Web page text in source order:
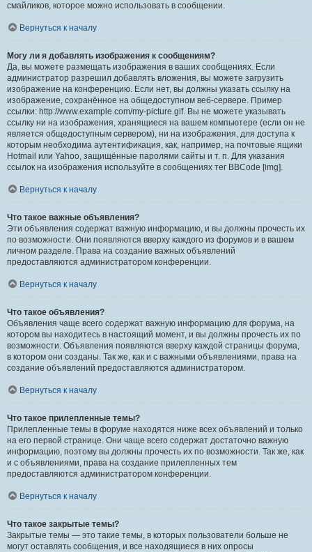
смайликов, которое можно использовать в сообщении.
Вернуться к началу
Могу ли я добавлять изображения к сообщениям?
Да, вы можете размещать изображения в ваших сообщениях. Если
администратор разрешил добавлять вложения, вы можете загрузить
изображение на конференцию. Если нет, вы должны указать ссылку на
изображение, сохранённое на общедоступном веб-сервере. Пример
ссылки: http://www.example.com/my-picture.gif. Вы не можете указывать
ссылку ни на изображения, хранящиеся на вашем компьютере (если он не
является общедоступным сервером), ни на изображения, для доступа к
которым необходима аутентификация, как, например, на почтовые ящики
Hotmail или Yahoo, защищённые паролями сайты и т. п. Для указания
ссылок на изображения используйте в сообщениях тег BBCode [img].
Вернуться к началу
Что такое важные объявления?
Эти объявления содержат важную информацию, и вы должны прочесть их
по возможности. Они появляются вверху каждого из форумов и в вашем
личном разделе. Права на создание важных объявлений
предоставляются администратором конференции.
Вернуться к началу
Что такое объявления?
Объявления чаще всего содержат важную информацию для форума, на
котором вы находитесь в настоящий момент, и вы должны прочесть их по
возможности. Объявления появляются вверху каждой страницы форума,
в котором они созданы. Так же, как и с важными объявлениями, права на
создание объявлений предоставляются администратором.
Вернуться к началу
Что такое прилепленные темы?
Прилепленные темы в форуме находятся ниже всех объявлений и только
на его первой странице. Они чаще всего содержат достаточно важную
информацию, поэтому вы должны прочесть их по возможности. Так же, как
и с объявлениями, права на создание прилепленных тем
предоставляются администратором конференции.
Вернуться к началу
Что такое закрытые темы?
Закрытые темы — это такие темы, в которых пользователи больше не
могут оставлять сообщения, и все находящиеся в них опросы